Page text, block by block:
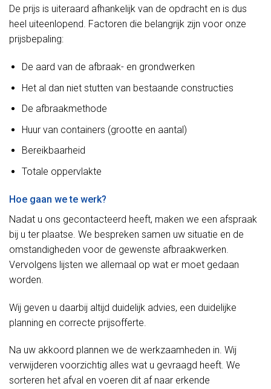
De prijs is uiteraard afhankelijk van de opdracht en is dus
heel uiteenlopend. Factoren die belangrijk zijn voor onze
prijsbepaling:
De aard van de afbraak- en grondwerken
Het al dan niet stutten van bestaande constructies
De afbraakmethode
Huur van containers (grootte en aantal)
Bereikbaarheid
Totale oppervlakte
Hoe gaan we te werk?
Nadat u ons gecontacteerd heeft, maken we een afspraak
bij u ter plaatse. We bespreken samen uw situatie en de
omstandigheden voor de gewenste afbraakwerken.
Vervolgens lijsten we allemaal op wat er moet gedaan
worden.
Wij geven u daarbij altijd duidelijk advies, een duidelijke
planning en correcte prijsofferte.
Na uw akkoord plannen we de werkzaamheden in. Wij
verwijderen voorzichtig alles wat u gevraagd heeft. We
sorteren het afval en voeren dit af naar erkende